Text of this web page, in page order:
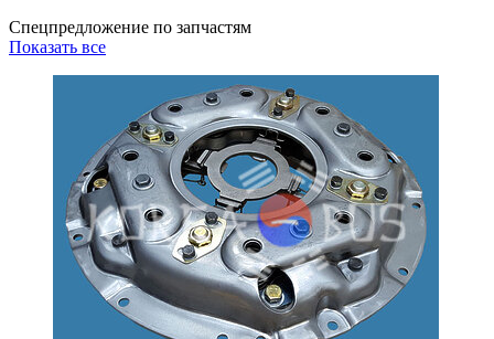
Спецпредложение по запчастям
Показать все